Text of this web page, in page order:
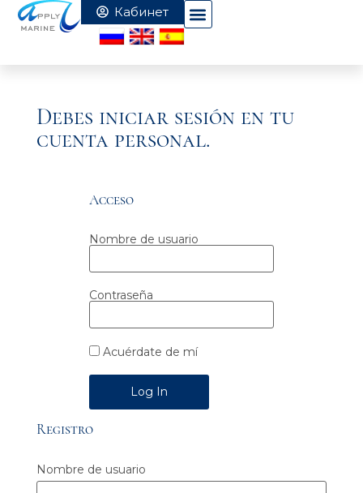
Debes iniciar sesión en tu
cuenta personal.
Acceso
Nombre de usuario
Contraseña
Acuérdate de mí
Alternative:
Registro
Nombre de usuario